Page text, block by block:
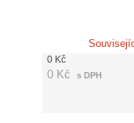
0 Kč
0 Kč s DPH